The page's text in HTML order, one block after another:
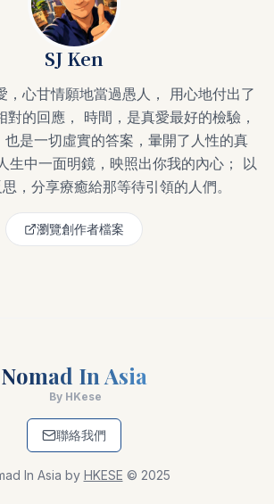
SJ Ken
，心甘情願地當過愚人， 用心地付出了
對的回應， 時間，是真愛最好的檢驗，
是一切虛實的答案，暈開了人性的真
生中一面明鏡，映照出你我的內心； 以
，分享療癒給那等待引領的人們。
瀏覽創作者檔案
Nomad In Asia
By HKese
聯絡我們
In Asia by HKESE © 2025